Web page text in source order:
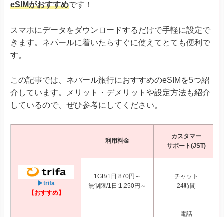
eSIMがおすすめです！
スマホにデータをダウンロードするだけで手軽に設定で
きます。ネパールに着いたらすぐに使えてとても便利で
す。
この記事では、ネパール旅行におすすめのeSIMを5つ紹
介しています。メリット・デメリットや設定方法も紹介
しているので、ぜひ参考にしてください。
利用料金
カスタマー
サポート(JST)
▶trifa
【おすすめ】
1GB/1日:870円～
無制限/1日:1,250円～
チャット
24時間
電話